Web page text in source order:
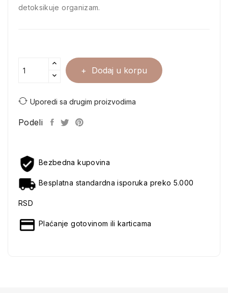
detoksikuje organizam.
Dodaj u korpu
Uporedi sa drugim proizvodima
Podeli
Bezbedna kupovina
Besplatna standardna isporuka preko 5.000
RSD
Plaćanje gotovinom ili karticama